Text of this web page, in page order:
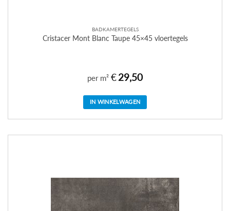
BADKAMERTEGELS
Cristacer Mont Blanc Taupe 45×45 vloertegels
per m² €29,50
IN WINKELWAGEN